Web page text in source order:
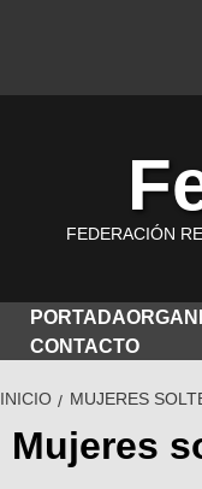
FEDERACIÓN
PORTADA
CONTACTO
INICIO MUJERES
Mujeres